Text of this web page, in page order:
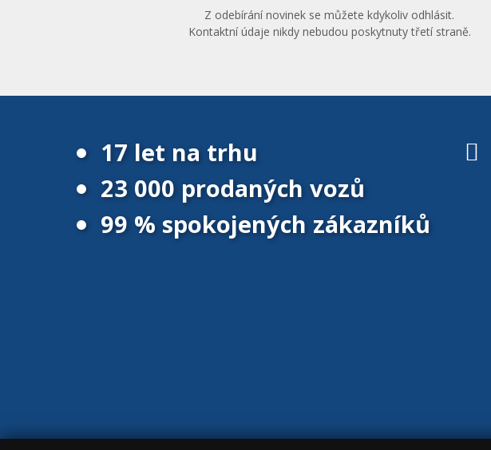
Z odebírání novinek se můžete kdykoliv odhlásit.
Kontaktní údaje nikdy nebudou poskytnuty třetí straně.
17 let na trhu
23 000 prodaných vozů
99 % spokojených zákazníků